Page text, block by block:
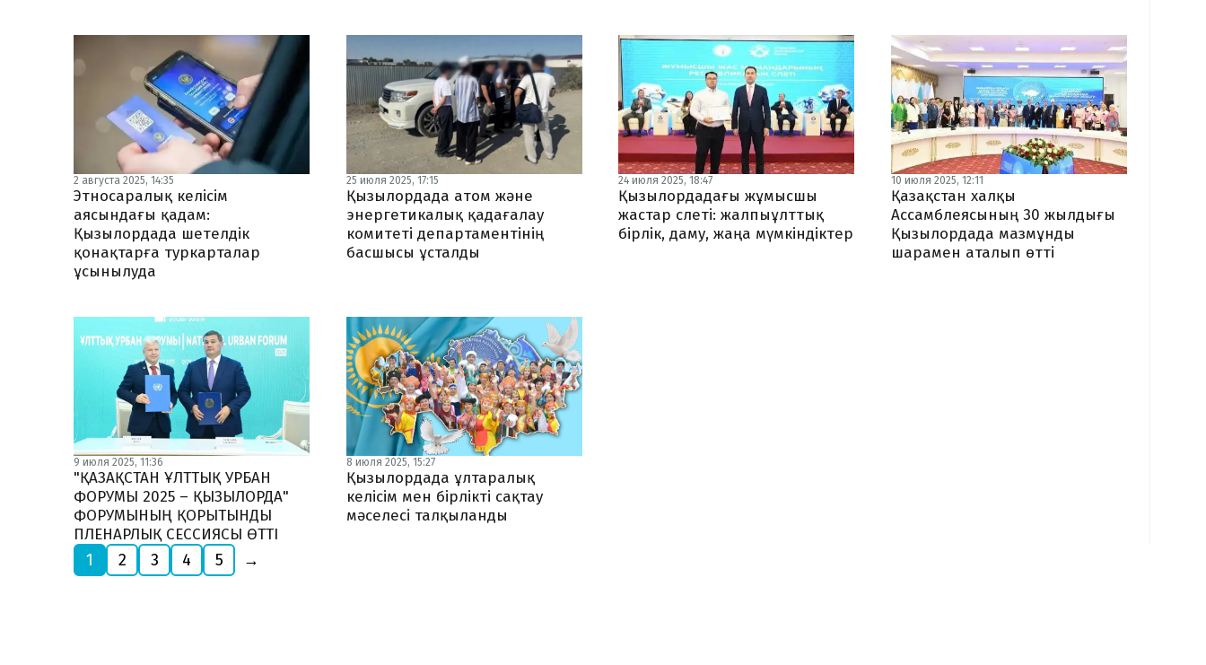
2 августа 2025, 14:35
Этносаралық келісім
аясындағы қадам:
Қызылордада шетелдік
қонақтарға туркарталар
ұсынылуда
25 июля 2025, 17:15
Қызылордада атом және
энергетикалық қадағалау
комитеті департаментінің
басшысы ұсталды
24 июля 2025, 18:47
Қызылордадағы жұмысшы
жастар слеті: жалпыұлттық
бірлік, даму, жаңа мүмкіндіктер
10 июля 2025, 12:11
Қазақстан халқы
Ассамблеясының 30 жылдығы
Қызылордада мазмұнды
шарамен аталып өтті
9 июля 2025, 11:36
"ҚАЗАҚСТАН ҰЛТТЫҚ УРБАН
ФОРУМЫ 2025 – ҚЫЗЫЛОРДА"
ФОРУМЫНЫҢ ҚОРЫТЫНДЫ
ПЛЕНАРЛЫҚ СЕССИЯСЫ ӨТТІ
8 июля 2025, 15:27
Қызылордада ұлтаралық
келісім мен бірлікті сақтау
мәселесі талқыланды
1 2 3 4 5 →